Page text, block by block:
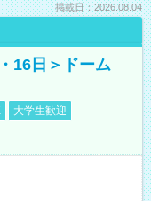
掲載日：2026.08.04
16日＞ドーム
大学生歓迎